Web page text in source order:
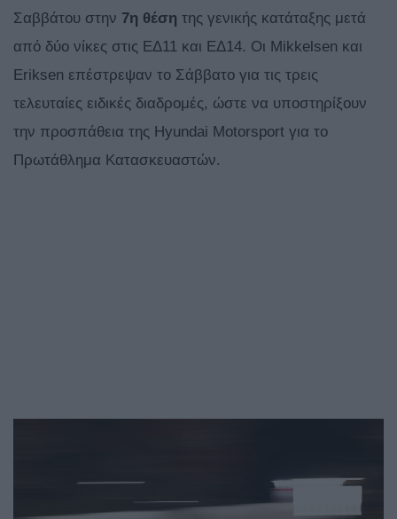
Σαββάτου στην 7η θέση της γενικής κατάταξης μετά
από δύο νίκες στις ΕΔ11 και ΕΔ14. Οι Mikkelsen και
Eriksen επέστρεψαν το Σάββατο για τις τρεις
τελευταίες ειδικές διαδρομές, ώστε να υποστηρίξουν
την προσπάθεια της Hyundai Motorsport για το
Πρωτάθλημα Κατασκευαστών.